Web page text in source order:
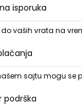
isporuka
vaših vrata na
sajtu mogu se
podrška